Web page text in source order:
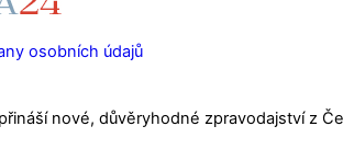
osobních údajů
nové, důvěryhodné zpravodajství z